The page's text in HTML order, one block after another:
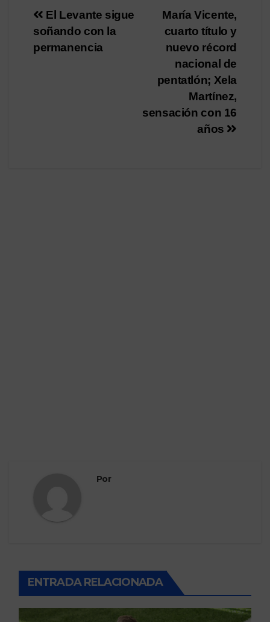
Navegación
de
María Vicente,
cuarto título y
nuevo récord
nacional de
pentatlón; Xela
Martínez,
sensación con 16
años
El Levante sigue
soñando con la
permanencia
Por
ENTRADA RELACIONADA